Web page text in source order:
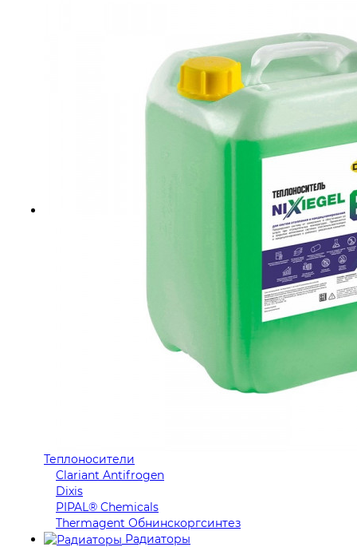
Теплоносители
Clariant Antifrogen
Dixis
PIPAL® Chemicals
Thermagent Обнинскоргсинтез
Радиаторы